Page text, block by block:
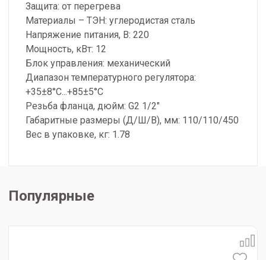
Защита: от перегрева
Материалы – ТЭН: углеродистая сталь
Напряжение питания, В: 220
Мощность, кВт: 12
Блок управления: механический
Диапазон температурного регулятора:
+35±8°С...+85±5°С
Резьба фланца, дюйм: G2 1/2"
Габаритные размеры (Д/Ш/В), мм: 110/110/450
Вес в упаковке, кг: 1.78
Популярные